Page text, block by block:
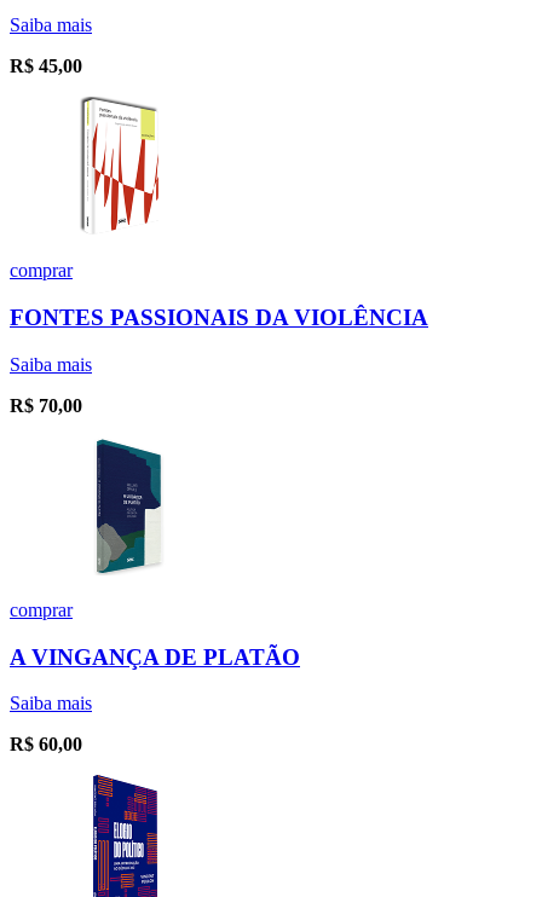
Saiba mais
R$ 45,00
comprar
FONTES PASSIONAIS DA VIOLÊNCIA
Saiba mais
R$ 70,00
comprar
A VINGANÇA DE PLATÃO
Saiba mais
R$ 60,00